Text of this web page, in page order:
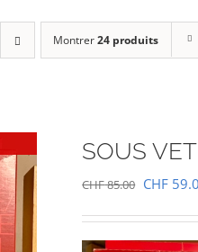
Montrer24 produits
SOUS
CHF85.00 Le
initial
CHF